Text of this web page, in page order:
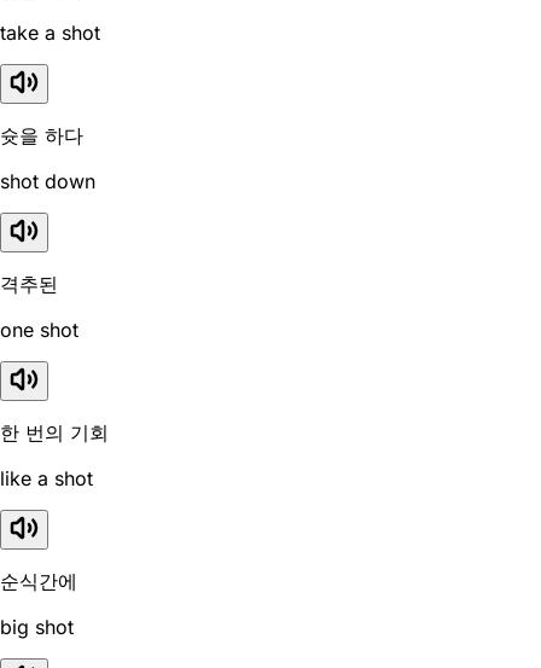
take a shot
슛을 하다
shot down
격추된
one shot
한 번의 기회
like a shot
순식간에
big shot